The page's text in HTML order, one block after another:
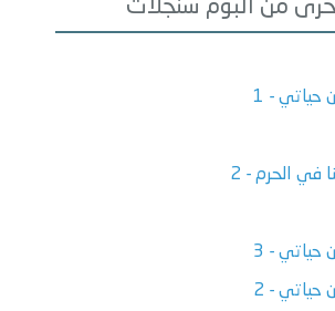
من ألبوم سنجلات
حياتي - 1
في الحرم - 2
حياتي - 3
حياتي - 2